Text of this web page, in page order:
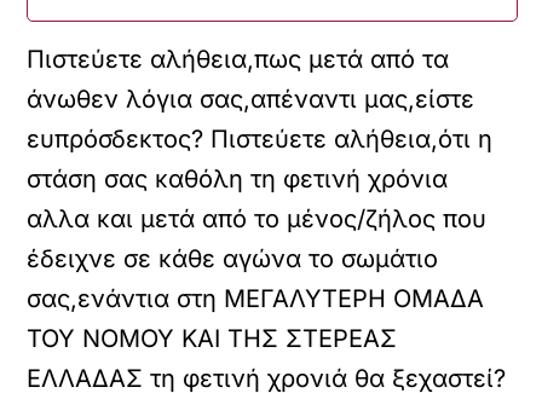
Πιστεύετε αλήθεια,πως μετά από τα
άνωθεν λόγια σας,απέναντι μας,είστε
ευπρόσδεκτος? Πιστεύετε αλήθεια,ότι η
στάση σας καθόλη τη φετινή χρόνια
αλλα και μετά από το μένος/ζήλος που
έδειχνε σε κάθε αγώνα το σωμάτιο
σας,ενάντια στη ΜΕΓΑΛΥΤΕΡΗ ΟΜΑΔΑ
ΤΟΥ ΝΟΜΟΥ ΚΑΙ ΤΗΣ ΣΤΕΡΕΑΣ
ΕΛΛΑΔΑΣ τη φετινή χρονιά θα ξεχαστεί?